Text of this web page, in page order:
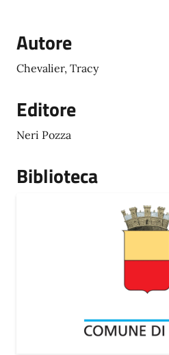
Autore
Chevalier, Tracy
Editore
Neri Pozza
Biblioteca